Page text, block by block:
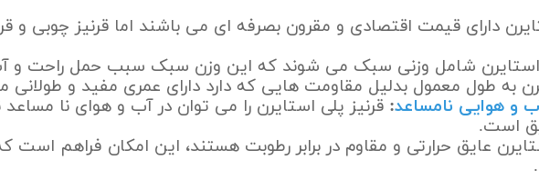
دارای قیمت اقتصادی و مقرون بصرفه ای می باشند اما قرنیز چوبی و
استایرن شامل وزنی سبک می شوند که این وزن سبک سبب حمل راحت و
به طول معمول بدلیل مقاومت هایی که دارد دارای عمری مفید و طولانی
و هوایی نامساعد: قرنیز پلی استایرن را می توان در آب و هوای نا مساعد
است.
عایق حرارتی و مقاوم در برابر رطوبت هستند، این امکان فراهم است